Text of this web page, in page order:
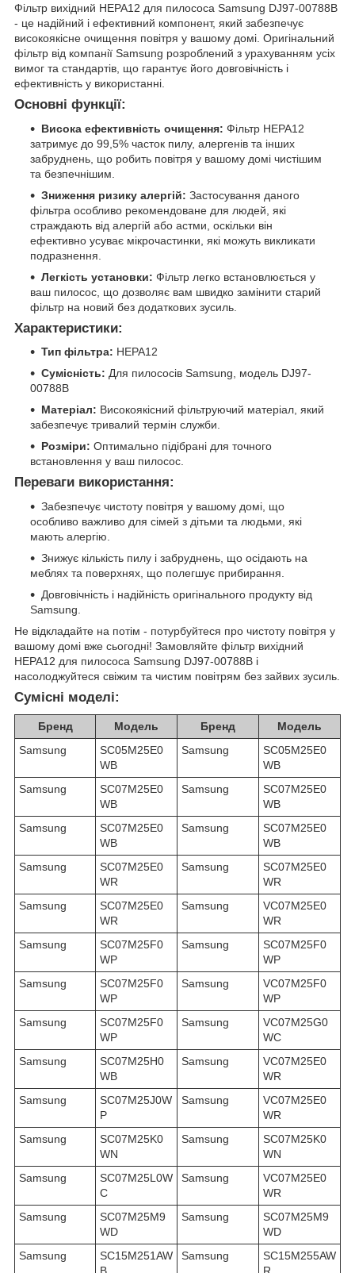
Фільтр вихідний HEPA12 для пилососа Samsung DJ97-00788B
- це надійний і ефективний компонент, який забезпечує
високоякісне очищення повітря у вашому домі. Оригінальний
фільтр від компанії Samsung розроблений з урахуванням усіх
вимог та стандартів, що гарантує його довговічність і
ефективність у використанні.
Основні функції:
Висока ефективність очищення: Фільтр HEPA12
затримує до 99,5% часток пилу, алергенів та інших
забруднень, що робить повітря у вашому домі чистішим
та безпечнішим.
Зниження ризику алергій: Застосування даного
фільтра особливо рекомендоване для людей, які
страждають від алергій або астми, оскільки він
ефективно усуває мікрочастинки, які можуть викликати
подразнення.
Легкість установки: Фільтр легко встановлюється у
ваш пилосос, що дозволяє вам швидко замінити старий
фільтр на новий без додаткових зусиль.
Характеристики:
Тип фільтра: HEPA12
Сумісність: Для пилососів Samsung, модель DJ97-
00788B
Матеріал: Високоякісний фільтруючий матеріал, який
забезпечує тривалий термін служби.
Розміри: Оптимально підібрані для точного
встановлення у ваш пилосос.
Переваги використання:
Забезпечує чистоту повітря у вашому домі, що
особливо важливо для сімей з дітьми та людьми, які
мають алергію.
Знижує кількість пилу і забруднень, що осідають на
меблях та поверхнях, що полегшує прибирання.
Довговічність і надійність оригінального продукту від
Samsung.
Не відкладайте на потім - потурбуйтеся про чистоту повітря у
вашому домі вже сьогодні! Замовляйте фільтр вихідний
HEPA12 для пилососа Samsung DJ97-00788B і
насолоджуйтеся свіжим та чистим повітрям без зайвих зусиль.
Сумісні моделі:
Бренд Модель Бренд
Модель
Samsung
SC05M25E0
WB
Samsung
SC05M25E0
WB
Samsung
SC07M25E0
WB
Samsung
SC07M25E0
WB
Samsung
SC07M25E0
WB
Samsung
SC07M25E0
WB
Samsung
SC07M25E0
WR
Samsung
SC07M25E0
WR
Samsung
SC07M25E0
WR
Samsung
VC07M25E0
WR
Samsung
SC07M25F0
WP
Samsung
SC07M25F0
WP
Samsung
SC07M25F0
WP
Samsung
VC07M25F0
WP
Samsung
SC07M25F0
WP
Samsung
VC07M25G0
WC
Samsung
SC07M25H0
WB
Samsung
VC07M25E0
WR
Samsung
SC07M25J0W
P
Samsung
VC07M25E0
WR
Samsung
SC07M25K0
WN
Samsung
SC07M25K0
WN
Samsung
SC07M25L0W
C
Samsung
VC07M25E0
WR
Samsung
SC07M25M9
WD
Samsung
SC07M25M9
WD
Samsung
SC15M251AW
B
Samsung
SC15M255AW
R